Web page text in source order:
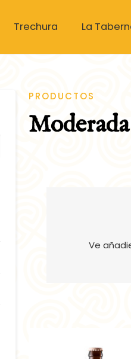
Trechura La
PRODUCTOS
Moderada
Ve